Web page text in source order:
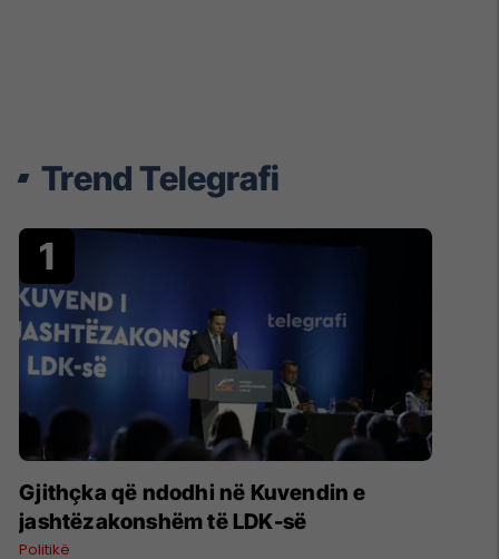
Trend Telegrafi
Gjithçka që ndodhi në Kuvendin e
jashtëzakonshëm të LDK-së
Politikë